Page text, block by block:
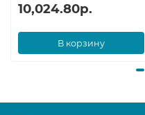
10,024.80р.
В корзину